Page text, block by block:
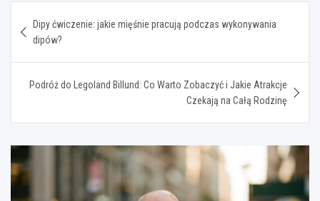
wpisu
Dipy ćwiczenie: jakie mięśnie pracują podczas wykonywania
dipów?
Podróż do Legoland Billund: Co Warto Zobaczyć i Jakie Atrakcje
Czekają na Całą Rodzinę